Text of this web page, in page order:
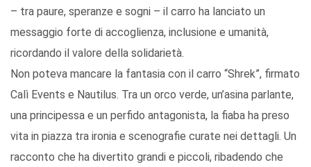
– tra paure, speranze e sogni – il carro ha lanciato un
messaggio forte di accoglienza, inclusione e umanità,
ricordando il valore della solidarietà.
Non poteva mancare la fantasia con il carro “Shrek”, firmato
Calì Events e Nautilus. Tra un orco verde, un’asina parlante,
una principessa e un perfido antagonista, la fiaba ha preso
vita in piazza tra ironia e scenografie curate nei dettagli. Un
racconto che ha divertito grandi e piccoli, ribadendo che